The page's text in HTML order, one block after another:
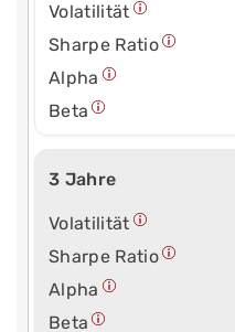
Volatilität
Sharpe Ratio
Alpha
Beta
3 Jahre
Volatilität
Sharpe Ratio
Alpha
Beta